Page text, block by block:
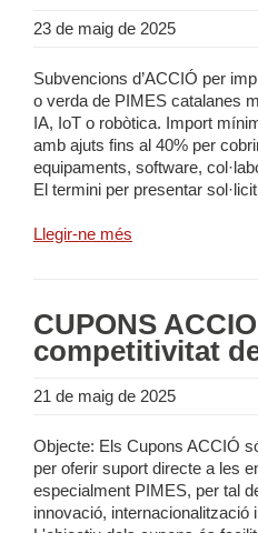
23 de maig de 2025
Subvencions d’ACCIÓ per
o verda de PIMES catalanes
IA, IoT o robòtica. Import
amb ajuts fins al 40% per
equipaments, software,
El termini per presentar
Llegir-ne més
CUPONS
competitivitat
21 de maig de 2025
Objecte: Els Cupons ACCIÓ
per oferir suport directe a les
especialment PIMES, per tal
innovació, internacionalització